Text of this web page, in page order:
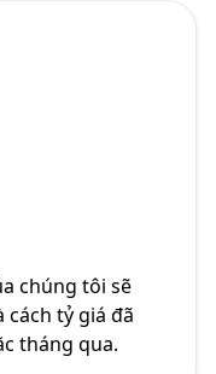
chúng tôi sẽ
cách tỷ giá đã
tháng qua.